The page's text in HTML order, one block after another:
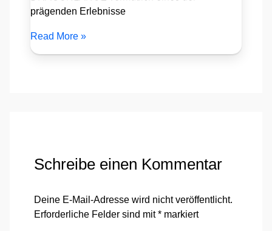
prägenden Erlebnisse
Read More »
Schreibe einen Kommentar
Deine E-Mail-Adresse wird nicht veröffentlicht.
Erforderliche Felder sind mit* markiert